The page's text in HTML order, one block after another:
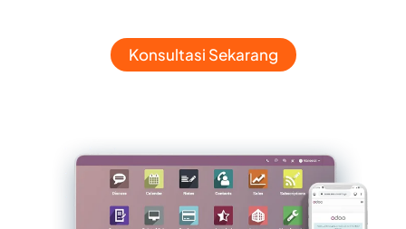
Konsultasi Sekarang